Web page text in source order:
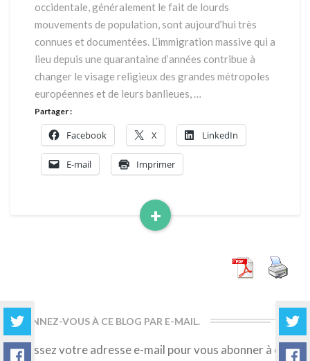
occidentale, généralement le fait de lourds
mouvements de population, sont aujourd’hui très
connues et documentées. L’immigration massive qui a
lieu depuis une quarantaine d’années contribue à
changer le visage religieux des grandes métropoles
européennes et de leurs banlieues, …
+
Read
Partager :
Facebook X LinkedIn
E-mail Imprimer
ABONNEZ-VOUS À CE BLOG PAR E-MAIL.
Saisissez votre adresse e-mail pour vous abonner à ce